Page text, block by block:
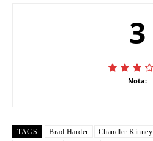
3
Nota:
TAGS Brad Harder Chandler Kinney